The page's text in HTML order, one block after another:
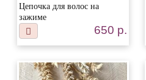
Цепочка для волос на
зажиме
650 р.